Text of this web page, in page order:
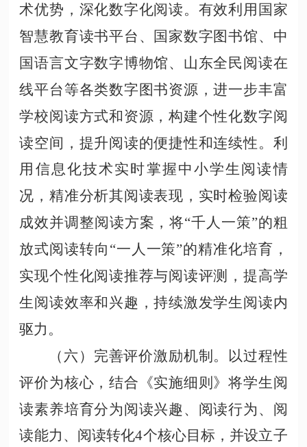
术优势，深化数字化阅读。有效利用国家
智慧教育读书平台、国家数字图书馆、中
国语言文字数字博物馆、山东全民阅读在
线平台等各类数字图书资源，进一步丰富
学校阅读方式和资源，构建个性化数字阅
读空间，提升阅读的便捷性和连续性。利
用信息化技术实时掌握中小学生阅读情
况，精准分析其阅读表现，实时检验阅读
成效并调整阅读方案，将“千人一策”的粗
放式阅读转向“一人一策”的精准化培育，
实现个性化阅读推荐与阅读评测，提高学
生阅读效率和兴趣，持续激发学生阅读内
驱力。
（六）完善评价激励机制。以过程性
评价为核心，结合《实施细则》将学生阅
读素养培育分为阅读兴趣、阅读行为、阅
读能力、阅读转化4个核心目标，并设立子